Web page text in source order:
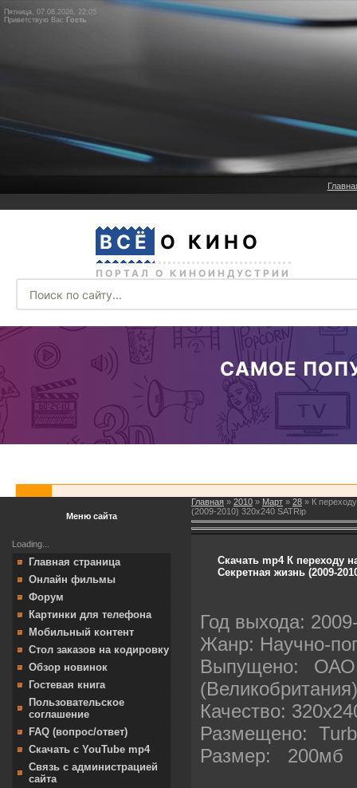
Пятница, 07.08.2026, 22:05
Приветствую Вас Гость
Меню сайта
Loading...
Главная страница
Онлайн фильмы
Форум
Картинки для телефона
Мобильный контент
Стол заказов на кодировку
Обзор новинок
Гостевая книга
Пользовательское
соглашение
FAQ (вопрос/ответ)
Скачать с YouTube mp4
Связь с администрацией
сайта
Главная » 2010 » Март » 28 » К
(2009-2010) 320x240 SATRip
Скачать mp4 К переходу
Секретная жизнь (2009-
Год выхода:
Жанр: Научно-
Выпущено:
(Великобритания)
Качество:
Размещено:
Размер: 200мб